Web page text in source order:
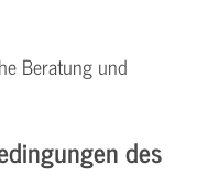
Beratung und
des